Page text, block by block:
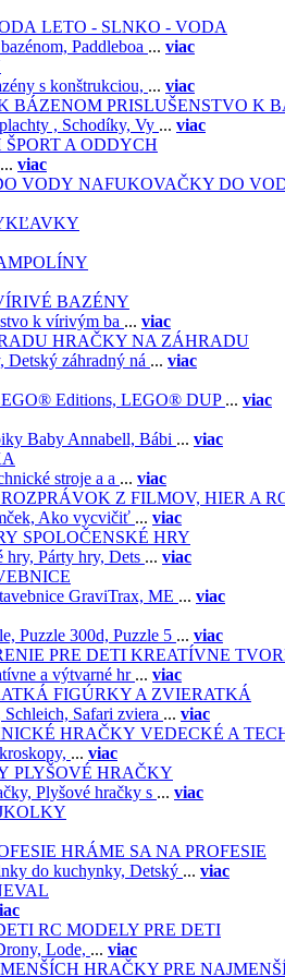
LETO - SLNKO - VODA
Paddleboa ... viac
s konštrukciou, ... viac
PRISLUŠENSTVO K
, Schodíky, Vy ... viac
ŠPORT A ODDYCH
... viac
NAFUKOVAČKY DO
BAZÉNY
k vírivým ba ... viac
HRAČKY NA ZÁHRADU
Detský záhradný ná ... viac
Editions, LEGO® DUP ... viac
Baby Annabell, Bábi ... viac
stroje a a ... viac
Z FILMOV, HIER A
Ako vycvičiť ... viac
SPOLOČENSKÉ HRY
hry, Párty hry, Dets ... viac
GraviTrax, ME ... viac
Puzzle 300d, Puzzle 5 ... viac
KREATÍVNE
a výtvarné hr ... viac
FIGÚRKY A ZVIERATKÁ
Schleich, Safari zviera ... viac
VEDECKÉ A
... viac
PLYŠOVÉ HRAČKY
Plyšové hračky s ... viac
HRÁME SA NA PROFESIE
do kuchynky, Detský ... viac
RC MODELY PRE DETI
Lode, ... viac
HRAČKY PRE